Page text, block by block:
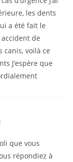
les dents
a été fait le
de
voilà ce
J’espère que
que vous
répondiez à